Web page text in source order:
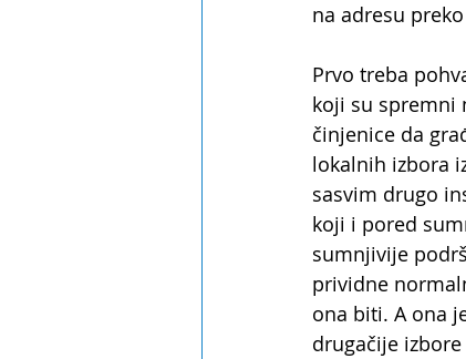
na adresu
Prvo treba
koji su spremni
činjenice da
lokalnih izbora
sasvim drugo
koji i pored
sumnjivije
prividne
ona biti. A ona
drugačije